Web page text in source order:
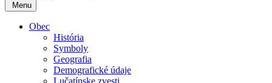
Menu
Obec
História
Symboly
Geografia
Demografické údaje
Lučatínske zvesti